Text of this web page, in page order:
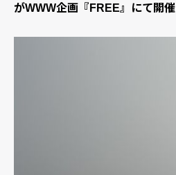
がWWW企画『FREE』にて開催